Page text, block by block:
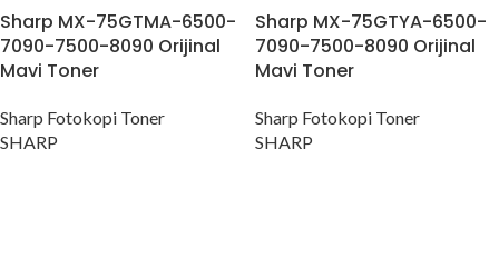
Sharp MX-75GTMA-6500-
7090-7500-8090 Orijinal
Mavi Toner
Sharp Fotokopi Toner
SHARP
Sharp MX-75GTYA-6500-
7090-7500-8090 Orijinal
Mavi Toner
Sharp Fotokopi Toner
SHARP